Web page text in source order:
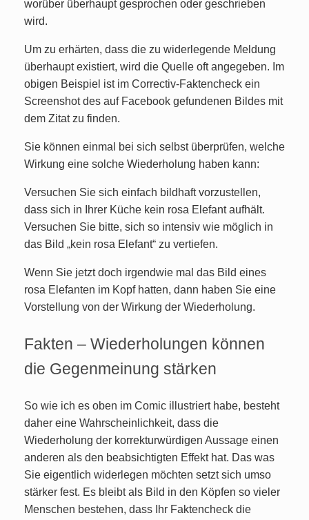
worüber überhaupt gesprochen oder geschrieben
wird.
Um zu erhärten, dass die zu widerlegende Meldung
überhaupt existiert, wird die Quelle oft angegeben. Im
obigen Beispiel ist im Correctiv-Faktencheck ein
Screenshot des auf Facebook gefundenen Bildes mit
dem Zitat zu finden.
Sie können einmal bei sich selbst überprüfen, welche
Wirkung eine solche Wiederholung haben kann:
Versuchen Sie sich einfach bildhaft vorzustellen,
dass sich in Ihrer Küche kein rosa Elefant aufhält.
Versuchen Sie bitte, sich so intensiv wie möglich in
das Bild „kein rosa Elefant“ zu vertiefen.
Wenn Sie jetzt doch irgendwie mal das Bild eines
rosa Elefanten im Kopf hatten, dann haben Sie eine
Vorstellung von der Wirkung der Wiederholung.
Fakten – Wiederholungen können
die Gegenmeinung stärken
So wie ich es oben im Comic illustriert habe, besteht
daher eine Wahrscheinlichkeit, dass die
Wiederholung der korrekturwürdigen Aussage einen
anderen als den beabsichtigten Effekt hat. Das was
Sie eigentlich widerlegen möchten setzt sich umso
stärker fest. Es bleibt als Bild in den Köpfen so vieler
Menschen bestehen, dass Ihr Faktencheck die